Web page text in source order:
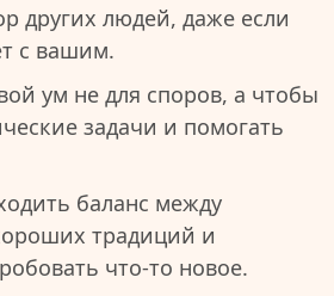
других людей, даже если
с вашим.
ум не для споров, а чтобы
задачи и помогать
баланс между
традиций и
что-то новое.